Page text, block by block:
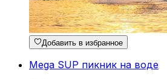
Добавить в избранное
Mega SUP пикник на воде